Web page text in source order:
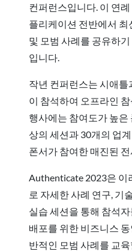
컨퍼런스입니다. 이 연
플리케이션 전반에서 최
및 모범 사례를 공유하
입니다.
작년 컨퍼런스는 시애
이 참석하여 오프라인
행사에는 참여도가 높은
상의 세션과 30개의 업
폰서가 참여한 매진된
Authenticate 2023은 이
로 자세한 사례 연구, 기
실습 세션을 통해 참석
배포를 위한 비즈니스
반적인 모범 사례를 교